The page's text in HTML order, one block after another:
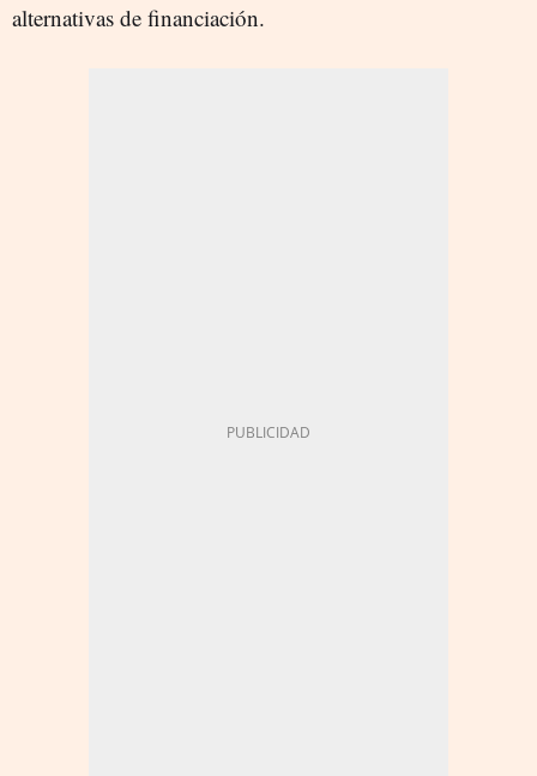
alternativas de financiación.